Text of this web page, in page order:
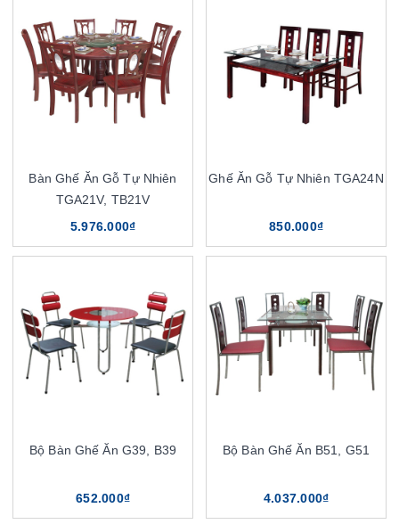
Bàn Ghế Ăn Gỗ Tự Nhiên
TGA21V, TB21V
5.976.000₫
Ghế Ăn Gỗ Tự Nhiên TGA24N
850.000₫
Bộ Bàn Ghế Ăn G39, B39
652.000₫
Bộ Bàn Ghế Ăn B51, G51
4.037.000₫